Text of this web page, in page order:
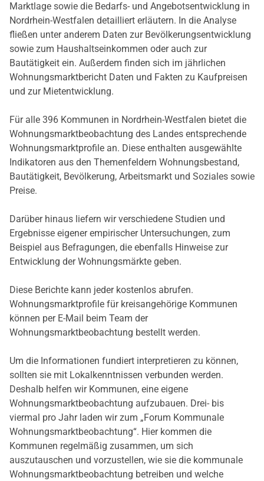
Marktlage sowie die Bedarfs- und Angebotsentwicklung in
Nordrhein-Westfalen detailliert erläutern. In die Analyse
fließen unter anderem Daten zur Bevölkerungsentwicklung
sowie zum Haushaltseinkommen oder auch zur
Bautätigkeit ein. Außerdem finden sich im jährlichen
Wohnungsmarktbericht Daten und Fakten zu Kaufpreisen
und zur Mietentwicklung.
Für alle 396 Kommunen in Nordrhein-Westfalen bietet die
Wohnungsmarktbeobachtung des Landes entsprechende
Wohnungsmarktprofile an. Diese enthalten ausgewählte
Indikatoren aus den Themenfeldern Wohnungsbestand,
Bautätigkeit, Bevölkerung, Arbeitsmarkt und Soziales sowie
Preise.
Darüber hinaus liefern wir verschiedene Studien und
Ergebnisse eigener empirischer Untersuchungen, zum
Beispiel aus Befragungen, die ebenfalls Hinweise zur
Entwicklung der Wohnungsmärkte geben.
Diese Berichte kann jeder kostenlos abrufen.
Wohnungsmarktprofile für kreisangehörige Kommunen
können per E-Mail beim Team der
Wohnungsmarktbeobachtung bestellt werden.
Um die Informationen fundiert interpretieren zu können,
sollten sie mit Lokalkenntnissen verbunden werden.
Deshalb helfen wir Kommunen, eine eigene
Wohnungsmarktbeobachtung aufzubauen. Drei- bis
viermal pro Jahr laden wir zum „Forum Kommunale
Wohnungsmarktbeobachtung“. Hier kommen die
Kommunen regelmäßig zusammen, um sich
auszutauschen und vorzustellen, wie sie die kommunale
Wohnungsmarktbeobachtung betreiben und welche